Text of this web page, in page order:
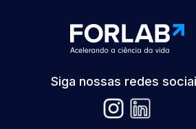
Siga nossas redes